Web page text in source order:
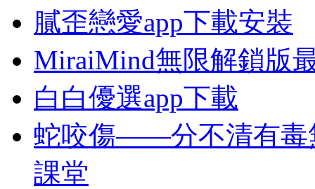
膩歪戀愛app下載安裝
MiraiMind無限解鎖版
白白優選app下載
蛇咬傷——分不清有毒
課堂